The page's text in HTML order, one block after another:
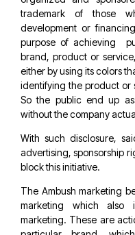
trademark of those
development or
purpose of achieving
brand, product or
either by using its colors
identifying the product or
So the public end up
without the company
With such disclosure,
advertising, sponsorship
block this initiative.
The Ambush marketing
marketing which also
marketing. These are